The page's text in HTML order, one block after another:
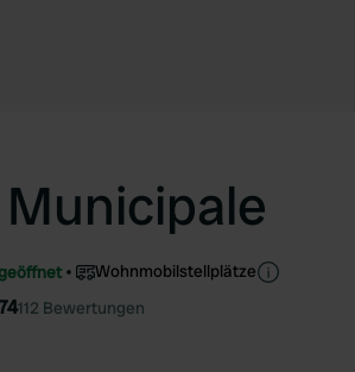
Wohnmobilstellplätze
112 Bewertungen